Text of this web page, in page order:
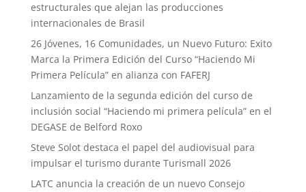
estructurales que alejan las producciones
internacionales de Brasil
26 Jóvenes, 16 Comunidades, un Nuevo Futuro: Exito
Marca la Primera Edición del Curso “Haciendo Mi
Primera Película” en alianza con FAFERJ
Lanzamiento de la segunda edición del curso de
inclusión social “Haciendo mi primera película” en el
DEGASE de Belford Roxo
Steve Solot destaca el papel del audiovisual para
impulsar el turismo durante Turismall 2026
LATC anuncia la creación de un nuevo Consejo